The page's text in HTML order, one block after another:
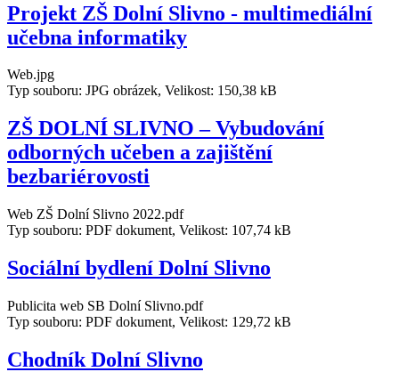
Projekt ZŠ Dolní Slivno - multimediální
učebna informatiky
Web.jpg
Typ souboru: JPG obrázek, Velikost: 150,38 kB
ZŠ DOLNÍ SLIVNO – Vybudování
odborných učeben a zajištění
bezbariérovosti
Web ZŠ Dolní Slivno 2022.pdf
Typ souboru: PDF dokument, Velikost: 107,74 kB
Sociální bydlení Dolní Slivno
Publicita web SB Dolní Slivno.pdf
Typ souboru: PDF dokument, Velikost: 129,72 kB
Chodník Dolní Slivno